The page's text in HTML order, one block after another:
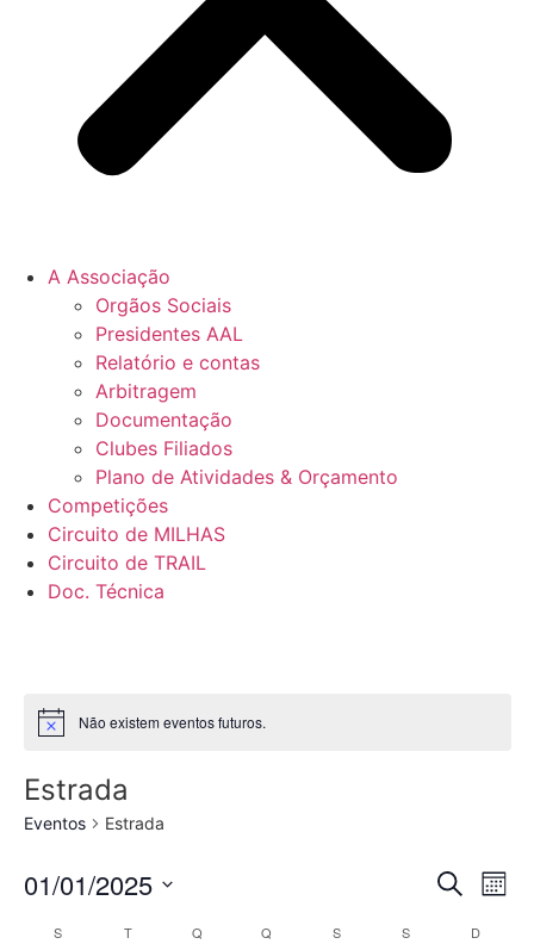
A Associação
Orgãos Sociais
Presidentes AAL
Relatório e contas
Arbitragem
Documentação
Clubes Filiados
Plano de Atividades & Orçamento
Competições
Circuito de MILHAS
Circuito de TRAIL
Doc. Técnica
Não existem eventos futuros.
Estrada
Eventos Estrada
Pesquisar
Mês
01/01/2025
data
S T Q Q S S D